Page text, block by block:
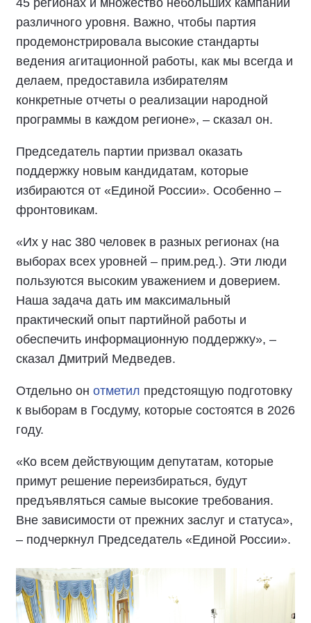
45 регионах и множество небольших кампаний
различного уровня. Важно, чтобы партия
продемонстрировала высокие стандарты
ведения агитационной работы, как мы всегда и
делаем, предоставила избирателям
конкретные отчеты о реализации народной
программы в каждом регионе», – сказал он.
Председатель партии призвал оказать
поддержку новым кандидатам, которые
избираются от «Единой России». Особенно –
фронтовикам.
«Их у нас 380 человек в разных регионах (на
выборах всех уровней – прим.ред.). Эти люди
пользуются высоким уважением и доверием.
Наша задача дать им максимальный
практический опыт партийной работы и
обеспечить информационную поддержку», –
сказал Дмитрий Медведев.
Отдельно он отметил предстоящую подготовку
к выборам в Госдуму, которые состоятся в 2026
году.
«Ко всем действующим депутатам, которые
примут решение переизбираться, будут
предъявляться самые высокие требования.
Вне зависимости от прежних заслуг и статуса»,
– подчеркнул Председатель «Единой России».